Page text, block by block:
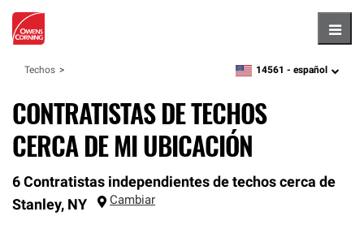
Techos zipcode, language
14561 - español
CONTRATISTAS DE TECHOS
CERCA DE MI UBICACIÓN
6 Contratistas independientes de techos cerca de
Stanley, NY Cambiar